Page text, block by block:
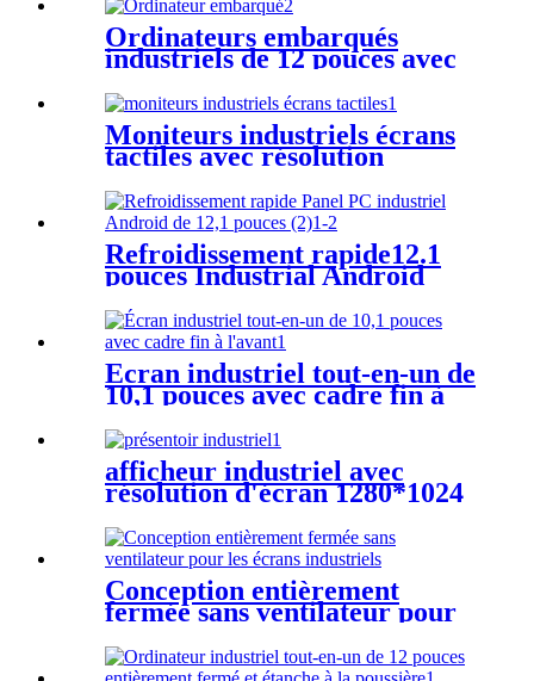
Ordinateurs embarqués
industriels de 12 pouces avec
Moniteurs industriels écrans
tactiles avec résolution
tactile industriel
Refroidissement rapide12.1
pouces Industrial Android
Écran industriel tout-en-un de
10,1 pouces avec cadre fin à
afficheur industriel avec
résolution d'écran 1280*1024
Conception entièrement
fermée sans ventilateur pour